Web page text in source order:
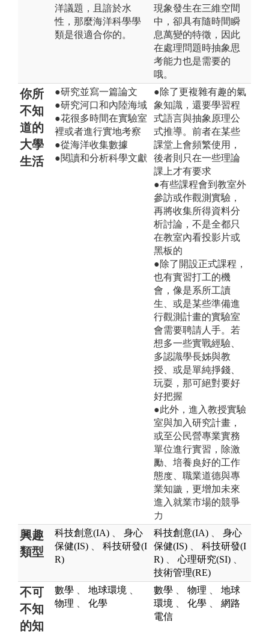
洋議題，且諳於水
性，那麼海洋科學學
類是很適合你的。
現象發生在三維空間
中，卻具有隨時間瞬
息萬變的特徵，因此
在處理問題時抽象思
考能力也是需要的
哦。
你所
不知
道的
大學
生活
●研究並寫一篇論文
●研究河口和內陸海域
●花很多時間在實驗室
裡或者進行實地考察
●從海洋收集數據
●閱讀和分析科學文獻
●除了更複雜有趣的氣
象知識，還要學習程
式語言與抽象原理公
式推導。前者在某些
課堂上會頻繁使用，
後者則只在一些理論
課上才有要求
●有些課程會到教室外
參訪或作觀測實驗，
再將收集所得資料分
析討論，不是全都只
在教室內看投影片或
黑板的
●除了開設正式課程，
也有實習打工的機
會，像是系所工讀
生、或是某些準備進
行觀測計畫的實驗室
會需要聘請人手。若
想多一些實戰經驗、
多認識學長姊與教
授、或是單純掙錢、
玩耍，那可絕對要好
好把握
●此外，進入教授實驗
室與加入研究計畫，
或至公民營專業實務
單位進行實習，除激
勵、培養良好的工作
態度、職業道德與專
業知識，更增加未來
進入就業市場的競爭
力
興趣
類型
科技創意(IA)
身心
保健(IS)
科技研發(I
R)
科技創意(IA)
身心
保健(IS)
科技研發(I
R)
心理研究(SI)
技術管理(RE)
不可
不知
的知
數學 地球環境
物理
化學
數學 物理
地球
環境
化學
網路
電信